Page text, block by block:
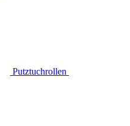
Putztuchrollen